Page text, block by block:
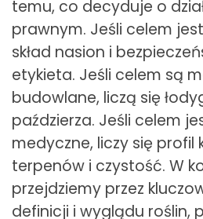
temu, co decyduje o
prawnym. Jeśli celem
skład nasion i
etykieta. Jeśli celem są
budowlane, liczą się
paździerza. Jeśli celem
medyczne, liczy się profil
terpenów i czystość. W
przejdziemy przez
definicji i wyglądu roślin,